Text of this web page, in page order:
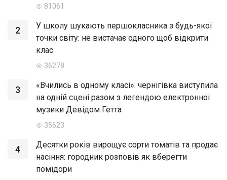
81061
2
У школу шукають першокласника з будь-якої
точки світу: не вистачає одного щоб відкрити
клас
36278
3
«Вчились в одному класі»: чернігівка виступила
на одній сцені разом з легендою електронної
музики Девідом Гетта
35623
4
Десятки років вирощує сорти томатів та продає
насіння: городник розповів як вберегти
помідори